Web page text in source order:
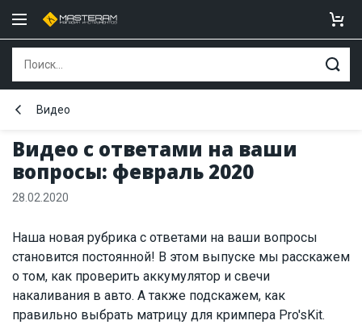
Видео с ответами на ваши
вопросы: февраль 2020
Видео
28.02.2020
Наша новая рубрика с ответами на ваши вопросы
становится постоянной! В этом выпуске мы расскажем
о том, как проверить аккумулятор и свечи
накаливания в авто. А также подскажем, как
правильно выбрать матрицу для кримпера Pro'sKit.